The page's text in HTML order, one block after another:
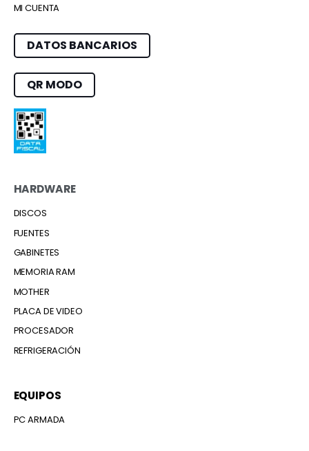
MI CUENTA
DATOS BANCARIOS
QR MODO
HARDWARE
DISCOS
FUENTES
GABINETES
MEMORIA RAM
MOTHER
PLACA DE VIDEO
PROCESADOR
REFRIGERACIÓN
EQUIPOS
PC ARMADA